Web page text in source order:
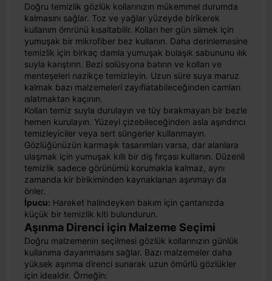
Doğru temizlik gözlük kollarınızın mükemmel durumda
kalmasını sağlar. Toz ve yağlar yüzeyde birikerek
kullanım ömrünü kısaltabilir. Kolları her gün silmek için
yumuşak bir mikrofiber bez kullanın. Daha derinlemesine
temizlik için birkaç damla yumuşak bulaşık sabununu ılık
suyla karıştırın. Bezi solüsyona batırın ve kolları ve
menteşeleri nazikçe temizleyin. Uzun süre suya maruz
kalmak bazı malzemeleri zayıflatabileceğinden camları
ıslatmaktan kaçının.
Kolları temiz suyla durulayın ve tüy bırakmayan bir bezle
hemen kurulayın. Yüzeyi çizebileceğinden asla aşındırıcı
temizleyiciler veya sert süngerler kullanmayın.
Gözlüğünüzün karmaşık tasarımları varsa, dar alanlara
ulaşmak için yumuşak kıllı bir diş fırçası kullanın. Düzenli
temizlik sadece görünümü korumakla kalmaz, aynı
zamanda kir birikiminden kaynaklanan aşınmayı da
önler.
İpucu: Hareket halindeyken bakım için çantanızda
küçük bir temizlik kiti bulundurun.
Aşınma Direnci için Malzeme Seçimi
Doğru malzemenin seçilmesi gözlük kollarınızın günlük
kullanıma dayanmasını sağlar. Bazı malzemeler daha
yüksek aşınma direnci sunarak uzun ömürlü gözlükler
için idealdir. Örneğin: